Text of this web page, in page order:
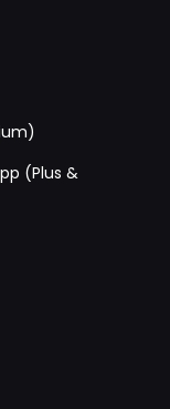
(Plus &